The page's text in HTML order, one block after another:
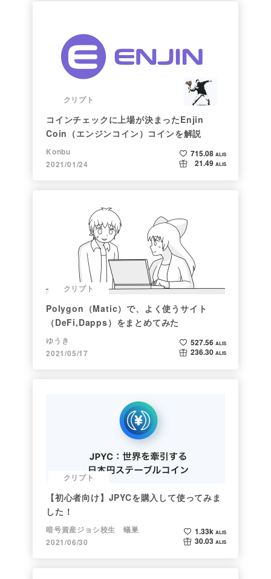
クリプト
コインチェックに上場が決まったEnjin
Coin（エンジンコイン）コインを解説
Konbu
2021/01/24
715.08 ALIS
21.49 ALIS
クリプト
Polygon（Matic）で、よく使うサイト
（DeFi,Dapps）をまとめてみた
ゆうき
2021/05/17
527.56 ALIS
236.30 ALIS
クリプト
【初心者向け】JPYCを購入して使ってみま
した！
暗号資産ジョシ校生 蟻巣
2021/06/30
1.33k ALIS
30.03 ALIS